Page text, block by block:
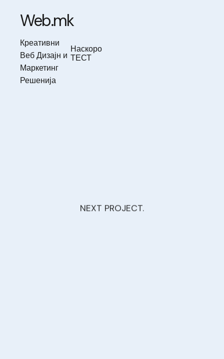
contentWeb.mk
Креативни
Веб Дизајн и
Маркетинг
Решенија
Наскоро
ТЕСТ
NEXT PROJECT.